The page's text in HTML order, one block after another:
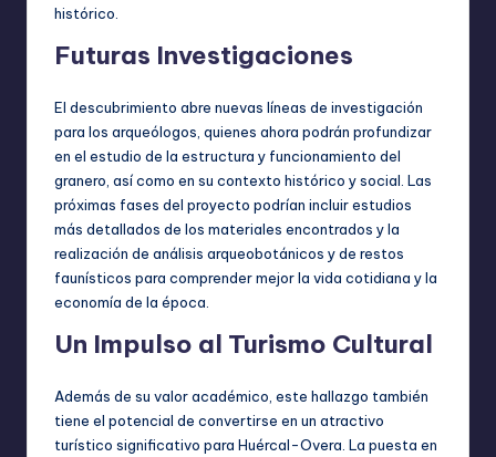
histórico.
Futuras Investigaciones
El descubrimiento abre nuevas líneas de investigación
para los arqueólogos, quienes ahora podrán profundizar
en el estudio de la estructura y funcionamiento del
granero, así como en su contexto histórico y social. Las
próximas fases del proyecto podrían incluir estudios
más detallados de los materiales encontrados y la
realización de análisis arqueobotánicos y de restos
faunísticos para comprender mejor la vida cotidiana y la
economía de la época.
Un Impulso al Turismo Cultural
Además de su valor académico, este hallazgo también
tiene el potencial de convertirse en un atractivo
turístico significativo para Huércal-Overa. La puesta en